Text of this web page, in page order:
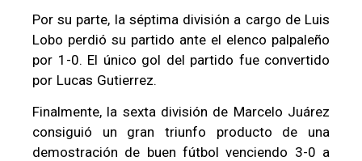
Por su parte, la séptima división a cargo de Luis
Lobo perdió su partido ante el elenco palpaleño
por 1-0. El único gol del partido fue convertido
por Lucas Gutierrez.
Finalmente, la sexta división de Marcelo Juárez
consiguió un gran triunfo producto de una
demostración de buen fútbol venciendo 3-0 a